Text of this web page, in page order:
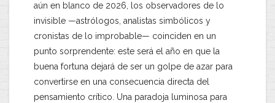
aún en blanco de 2026, los observadores de lo
invisible —astrólogos, analistas simbólicos y
cronistas de lo improbable— coinciden en un
punto sorprendente: este será el año en que la
buena fortuna dejará de ser un golpe de azar para
convertirse en una consecuencia directa del
pensamiento crítico. Una paradoja luminosa para